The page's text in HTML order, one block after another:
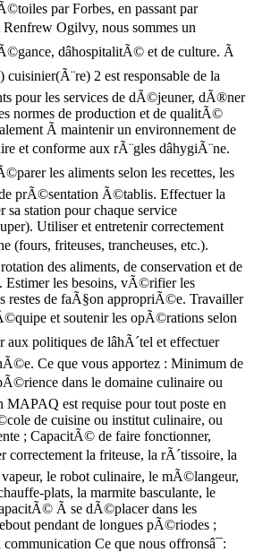
par Forbes, en passant par
Renfrew Ogilvy, nous sommes un
dâhospitalitÃ© et de culture. Ã
cuisinier(Ã¨re) 2 est responsable de la
pour les services de dÃ©jeuner, dÃ®ner
normes de production et de qualitÃ©
Ã maintenir un environnement de
et conforme aux rÃ¨gles dâhygiÃ¨ne.
les aliments selon les recettes, les
prÃ©sentation Ã©tablis. Effectuer la
sa station pour chaque service
Utiliser et entretenir correctement
(fours, friteuses, trancheuses, etc.).
des aliments, de conservation et de
les besoins, vÃ©rifier les
de faÃ§on appropriÃ©e. Travailler
et soutenir les opÃ©rations selon
politiques de lâhÃ´tel et effectuer
Ce que vous apportez : Minimum de
dans le domaine culinaire ou
MAPAQ est requise pour tout poste en
de cuisine ou institut culinaire, ou
; CapacitÃ© de faire fonctionner,
correctement la friteuse, la rÃ´tissoire, la
le robot culinaire, le mÃ©langeur,
plats, la marmite basculante, le
Ã se dÃ©placer dans les
pendant de longues pÃ©riodes ;
Ce que nous offronsâ¯: